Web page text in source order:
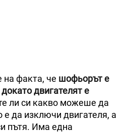
на факта, че шофьорът е
двигателят е
ли си какво можеше да
да изключи двигателя, а
пътя. Има една